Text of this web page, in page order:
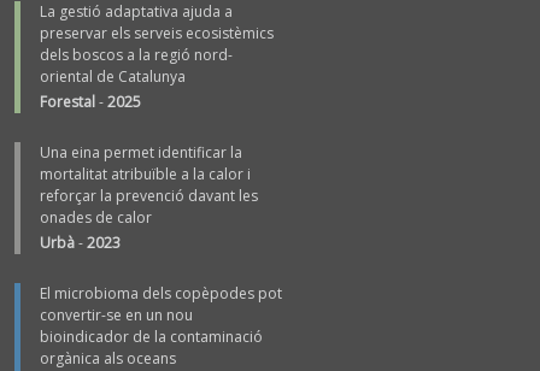
La gestió adaptativa ajuda a
preservar els serveis ecosistèmics
dels boscos a la regió nord-
oriental de Catalunya
Forestal-2025
Una eina permet identificar la
mortalitat atribuïble a la calor i
reforçar la prevenció davant les
onades de calor
Urbà-2023
El microbioma dels copèpodes pot
convertir-se en un nou
bioindicador de la contaminació
orgànica als oceans